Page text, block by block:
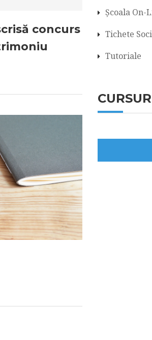
concurs
Școala On-
Tichete
Tutoriale